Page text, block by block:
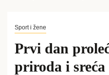
Sport i žene
Prvi dan
priroda i sreća